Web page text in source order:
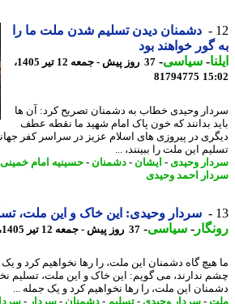
دشمنان دیدن تسلیم شدن ملت ما را
خواهند بود
-سیاسی-
37 روز پیش - جمعه 12 تیر 1405،
81794775
وحیدی خطاب به دشمنان تصریح کرد: آن ها
بدانند که خون پاک امام شهید ما نقطه عطف
در پیروزی های اسلام عزیز در سراسر کفر جهانی
این ملت را ببینند، ...
وحیدی-ایشان-دشمنان-حسینیه امام خمینی-
احمد وحیدی
سردار وحیدی: این خاک و این ملت، تسلیم
-سیاسی-37 روز پیش - جمعه 12 تیر 1405، 14:32
گاه دشمنان این ملت، را رها نخواهیم کرد و یک
ندارند، می گویم: این خاک و این ملت، تسلیم
این ملت، را رها نخواهیم کرد و یک جمله ...